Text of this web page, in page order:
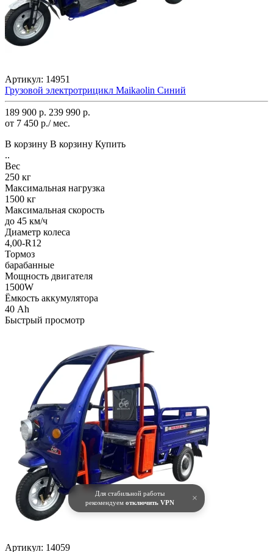
Для стабильной работы
рекомендуем отключить VPN ×
Артикул: 14951
Грузовой электротрицикл Maikaolin Синий
189 900 р. 239 990 р.
от 7 450 р./ мес.
В корзину В корзину Купить
..
Вес
250 кг
Максимальная нагрузка
1500 кг
Максимальная скорость
до 45 км/ч
Диаметр колеса
4,00-R12
Тормоз
барабанные
Мощность двигателя
1500W
Ёмкость аккумулятора
40 Ah
Быстрый просмотр
Артикул: 14059